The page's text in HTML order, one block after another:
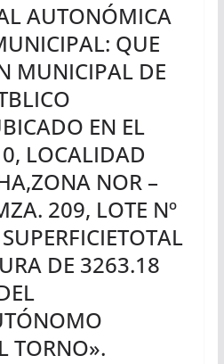
AUTONÓMICA
QUE
MUNICIPAL DE
EN EL
LOCALIDAD
NOR –
209, LOTE Nº
DE 3263.18
TORNO».